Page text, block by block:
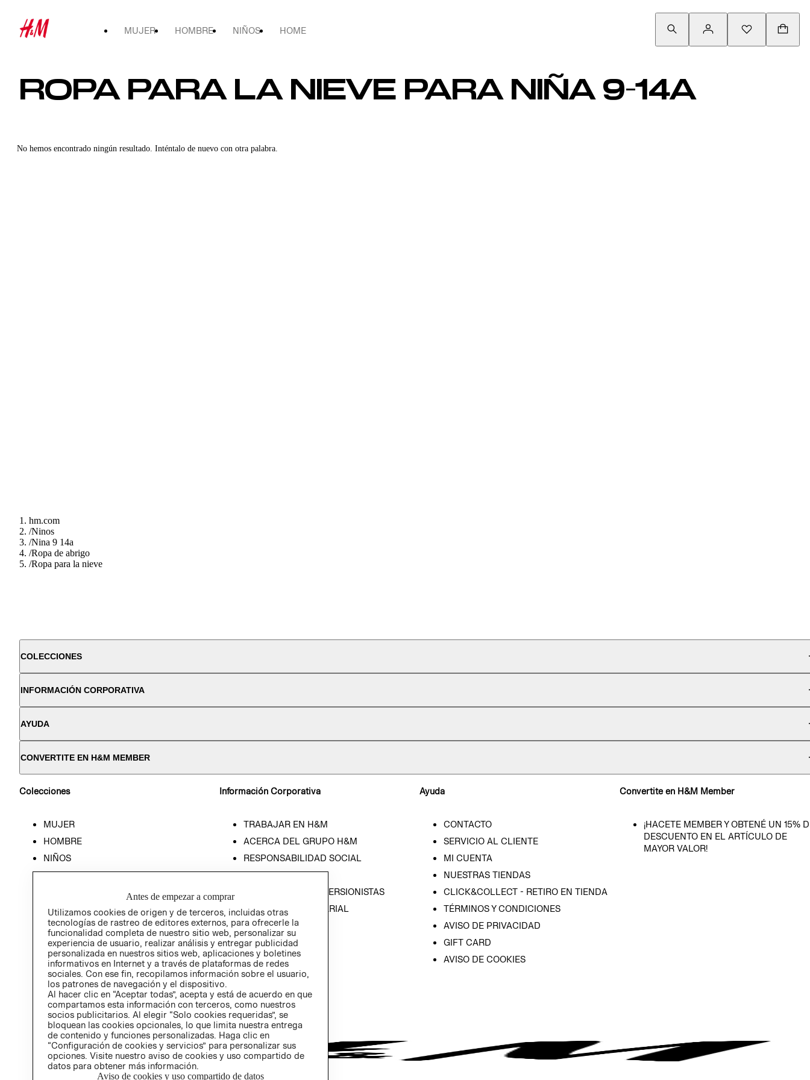
MUJER HOMBRE NIÑOS HOME
ROPA PARA LA NIEVE PARA NIÑA 9-14A
No hemos encontrado ningún resultado. Inténtalo de nuevo con otra palabra.
hm.com
/Ninos
/Nina 9 14a
/Ropa de abrigo
/Ropa para la nieve
COLECCIONES
INFORMACIÓN CORPORATIVA
AYUDA
CONVERTITE EN H&M MEMBER
Colecciones
MUJER
HOMBRE
NIÑOS
HOME
Información Corporativa
TRABAJAR EN H&M
ACERCA DEL GRUPO H&M
RESPONSABILIDAD SOCIAL
PRENSA
RELACIÓN CON INVERSIONISTAS
POLÍTICA EMPRESARIAL
Ayuda
CONTACTO
SERVICIO AL CLIENTE
MI CUENTA
NUESTRAS TIENDAS
CLICK&COLLECT - RETIRO EN TIENDA
TÉRMINOS Y CONDICIONES
AVISO DE PRIVACIDAD
GIFT CARD
AVISO DE COOKIES
Convertite en H&M Member
¡HACETE MEMBER Y OBTENÉ UN 15%
DESCUENTO EN EL ARTÍCULO DE
MAYOR VALOR!
Antes de empezar a comprar
Utilizamos cookies de origen y de terceros, incluidas otras
tecnologías de rastreo de editores externos, para ofrecerle la
funcionalidad completa de nuestro sitio web, personalizar su
experiencia de usuario, realizar análisis y entregar publicidad
personalizada en nuestros sitios web, aplicaciones y boletines
informativos en Internet y a través de plataformas de redes
sociales. Con ese fin, recopilamos información sobre el usuario,
los patrones de navegación y el dispositivo.
Al hacer clic en “Aceptar todas”, acepta y está de acuerdo en que
compartamos esta información con terceros, como nuestros
socios publicitarios. Al elegir “Solo cookies requeridas”, se
bloquean las cookies opcionales, lo que limita nuestra entrega
de contenido y funciones personalizadas. Haga clic en
“Configuración de cookies y servicios” para personalizar sus
opciones. Visite nuestro aviso de cookies y uso compartido de
datos para obtener más información.
Aviso de cookies y uso compartido de datos